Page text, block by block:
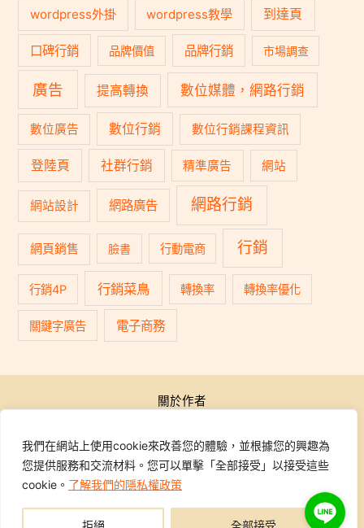
我們在網站上使用cookie來改善您的體驗，並根據您的興趣為
您提供服務和交流材料。您可以單擊「全部接受」以接受這些
cookie。 了解我們的隱私權政策
拒絕 全部接受
wordpress外掛 wordpress教學 到達頁
口碑行銷 品牌價值 品牌行銷 市場調查
廣告 提高轉換 數位媒體，網路行銷
數位廣告 數位行銷 數位行銷課程資訊
登陸頁 社群行銷 精準廣告 網站
網站設計 網路廣告 網路行銷
網頁銷售 臉書 行動電商 行銷
行銷4P 行銷菜鳥 轉換率 轉換率優化
關鍵字廣告 電子商務
關於作者
行銷學院
課程報名
學員專區